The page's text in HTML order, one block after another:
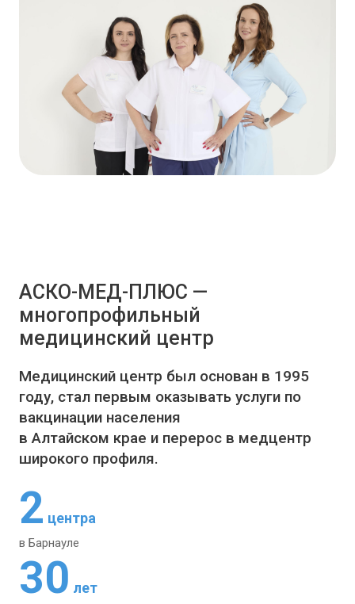
АСКО-МЕД-ПЛЮС —
многопрофильный
медицинский центр
Медицинский центр был основан в 1995
году, стал первым оказывать услуги по
вакцинации населения
в Алтайском крае и перерос в медцентр
широкого профиля.
2 центра
в Барнауле
30 лет